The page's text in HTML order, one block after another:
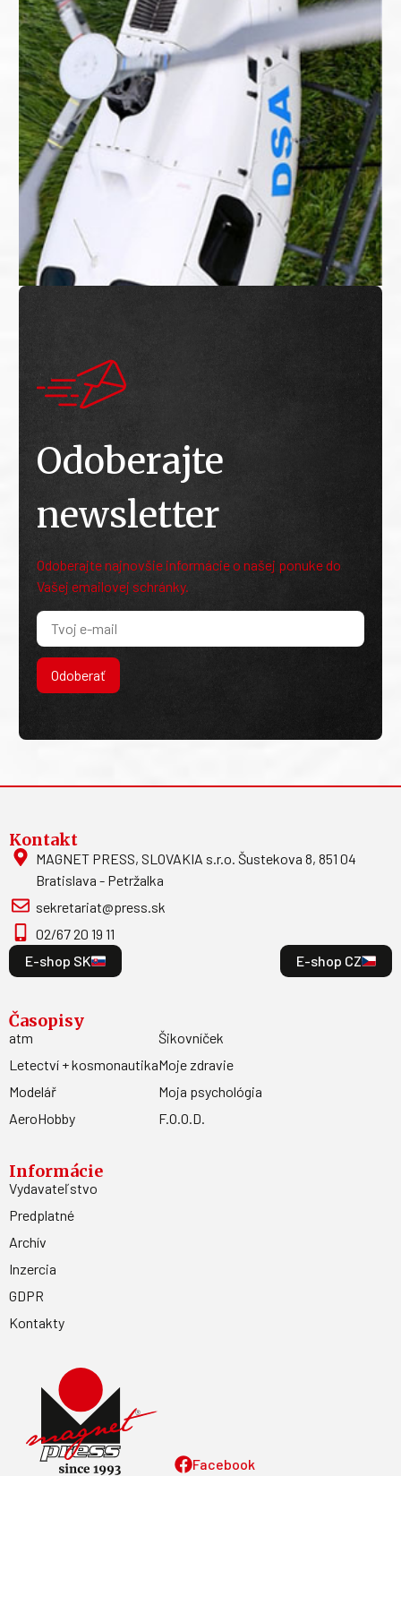
Odoberajte
newsletter
Odoberajte najnovšie informácie o našej ponuke do
Vašej emailovej schránky.
Odoberať
Facebook
Kontakt
MAGNET PRESS, SLOVAKIA s.r.o. Šustekova 8, 851 04
Bratislava - Petržalka
sekretariat@press.sk
02/67 20 19 11
E-shop SK
E-shop CZ
Časopisy
atm
Letectví + kosmonautika
Modelář
AeroHobby
Šikovníček
Moje zdravie
Moja psychológia
F.O.O.D.
Informácie
Vydavateľstvo
Predplatné
Archív
Inzercia
GDPR
Kontakty